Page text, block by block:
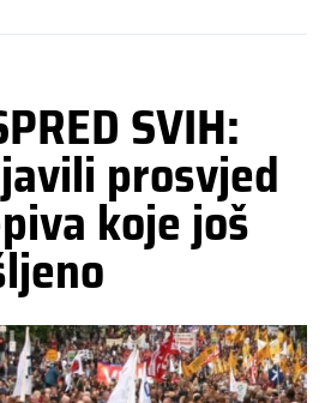
SVIH:
prosvjed
koje još